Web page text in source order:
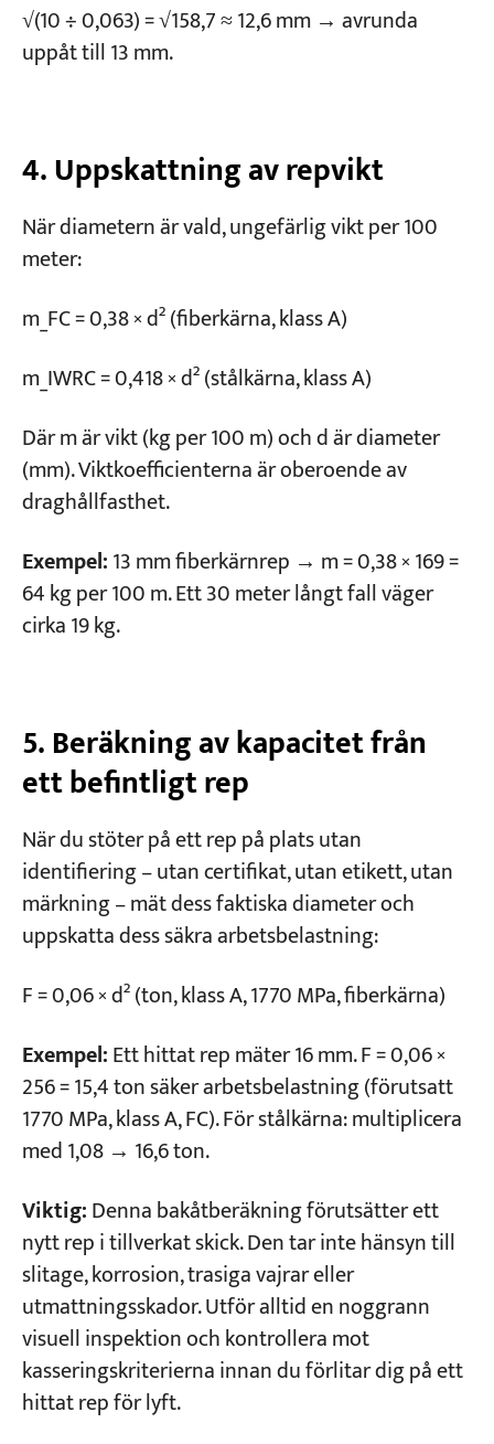
√(10 ÷ 0,063) = √158,7 ≈ 12,6 mm → avrunda
uppåt till 13 mm.
4. Uppskattning av repvikt
När diametern är vald, ungefärlig vikt per 100
meter:
m_FC = 0,38 × d² (fiberkärna, klass A)
m_IWRC = 0,418 × d² (stålkärna, klass A)
Där m är vikt (kg per 100 m) och d är diameter
(mm). Viktkoefficienterna är oberoende av
draghållfasthet.
Exempel:13 mm fiberkärnrep → m = 0,38 × 169 =
64 kg per 100 m. Ett 30 meter långt fall väger
cirka 19 kg.
5. Beräkning av kapacitet från
ett befintligt rep
När du stöter på ett rep på plats utan
identifiering – utan certifikat, utan etikett, utan
märkning – mät dess faktiska diameter och
uppskatta dess säkra arbetsbelastning:
F = 0,06 × d² (ton, klass A, 1770 MPa, fiberkärna)
Exempel:Ett hittat rep mäter 16 mm. F = 0,06 ×
256 = 15,4 ton säker arbetsbelastning (förutsatt
1770 MPa, klass A, FC). För stålkärna: multiplicera
med 1,08 → 16,6 ton.
Viktig:Denna bakåtberäkning förutsätter ett
nytt rep i tillverkat skick. Den tar inte hänsyn till
slitage, korrosion, trasiga vajrar eller
utmattningsskador. Utför alltid en noggrann
visuell inspektion och kontrollera mot
kasseringskriterierna innan du förlitar dig på ett
hittat rep för lyft.